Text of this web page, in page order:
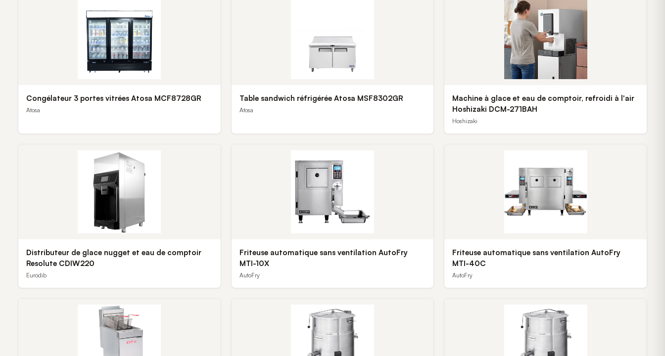
Congélateur 3 portes vitrées Atosa MCF8728GR
Atosa
Table sandwich réfrigérée Atosa MSF8302GR
Atosa
Machine à glace et eau de comptoir, refroidi à l'air
Hoshizaki DCM-271BAH
Hoshizaki
Distributeur de glace nugget et eau de comptoir
Resolute CDIW220
Eurodib
Friteuse automatique sans ventilation AutoFry
MTI-10X
AutoFry
Friteuse automatique sans ventilation AutoFry
MTI-40C
AutoFry